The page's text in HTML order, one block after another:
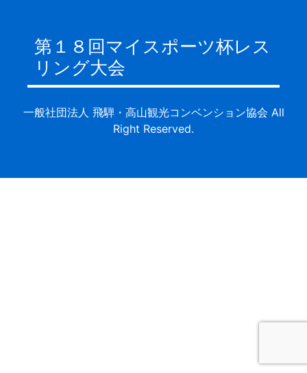
第１８回マイスポーツ杯レス
リング大会
一般社団法人 飛騨・高山観光コンベンション協会 All
Right Reserved.